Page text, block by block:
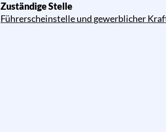
Zuständige Stelle
Führerscheinstelle und gewerblicher